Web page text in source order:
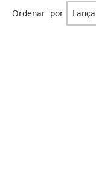
Ordenar por Sort